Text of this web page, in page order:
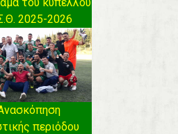
2025-2026
περιόδου